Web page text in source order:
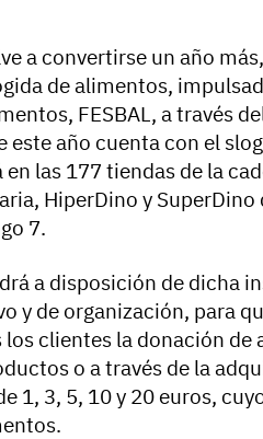
a convertirse un año
de alimentos,
FESBAL, a través
este año cuenta con el
las 177 tiendas de la
HiperDino y SuperDino
7.
a disposición de dicha
y de organización, para
clientes la donación de
o a través de la
1, 3, 5, 10 y 20 euros,